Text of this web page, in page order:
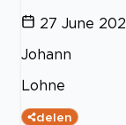
27 June
Johann
Lohne
delen